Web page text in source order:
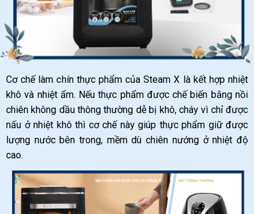
Cơ chế làm chín thực phẩm của Steam X là kết hợp nhiệt
khô và nhiệt ẩm. Nếu thực phẩm được chế biến bằng nồi
chiên không dầu thông thường dễ bị khô, cháy vì chỉ được
nấu ở nhiệt khô thì cơ chế này giúp thực phẩm giữ được
lượng nước bên trong, mềm dù chiên nướng ở nhiệt độ
cao.